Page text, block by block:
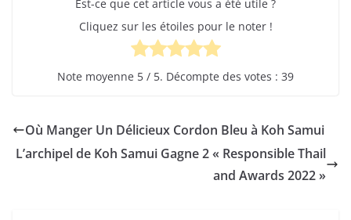
Est-ce que cet article vous a été utile ?
Cliquez sur les étoiles pour le noter !
Note moyenne 5 / 5. Décompte des votes : 39
Où Manger Un Délicieux Cordon Bleu à Koh Samui
L’archipel de Koh Samui Gagne 2 « Responsible Thail
and Awards 2022 »